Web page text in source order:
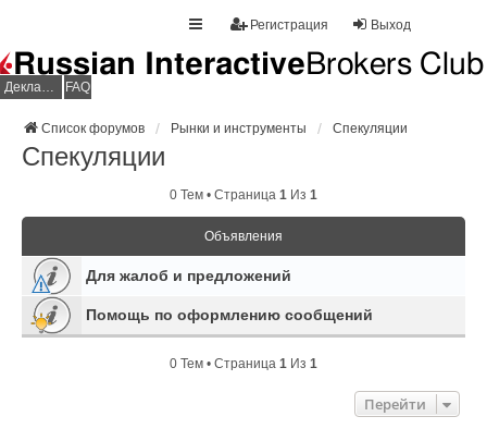
Выход
Регистрация
Декларация НДФЛ FAQ
Список форумов Рынки и инструменты Спекуляции
Спекуляции
0 Тем • Страница 1 Из 1
Объявления
Для жалоб и предложений
Помощь по оформлению сообщений
0 Тем • Страница 1 Из 1
Перейти